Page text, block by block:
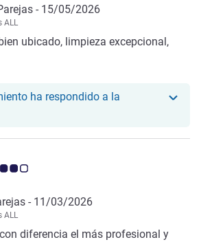
- 15/05/2026
ALL
ubicado, limpieza excepcional,
ha respondido a la
de Avis 4.0/5
- 11/03/2026
ALL
diferencia el más profesional y